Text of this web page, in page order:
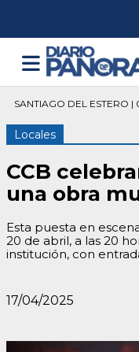
SANTIAGO DEL ESTERO
Locales
CCB
una obra
Esta puesta en
20 de abril, a las 20
institución, con
17/04/2025